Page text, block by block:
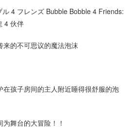
4 フレンズ Bubble Bobble 4 Friends:
4 伙伴
来的不可思议的魔法泡沫
孩子房间的主人附近睡得很舒服的泡
舞台的大冒险！！